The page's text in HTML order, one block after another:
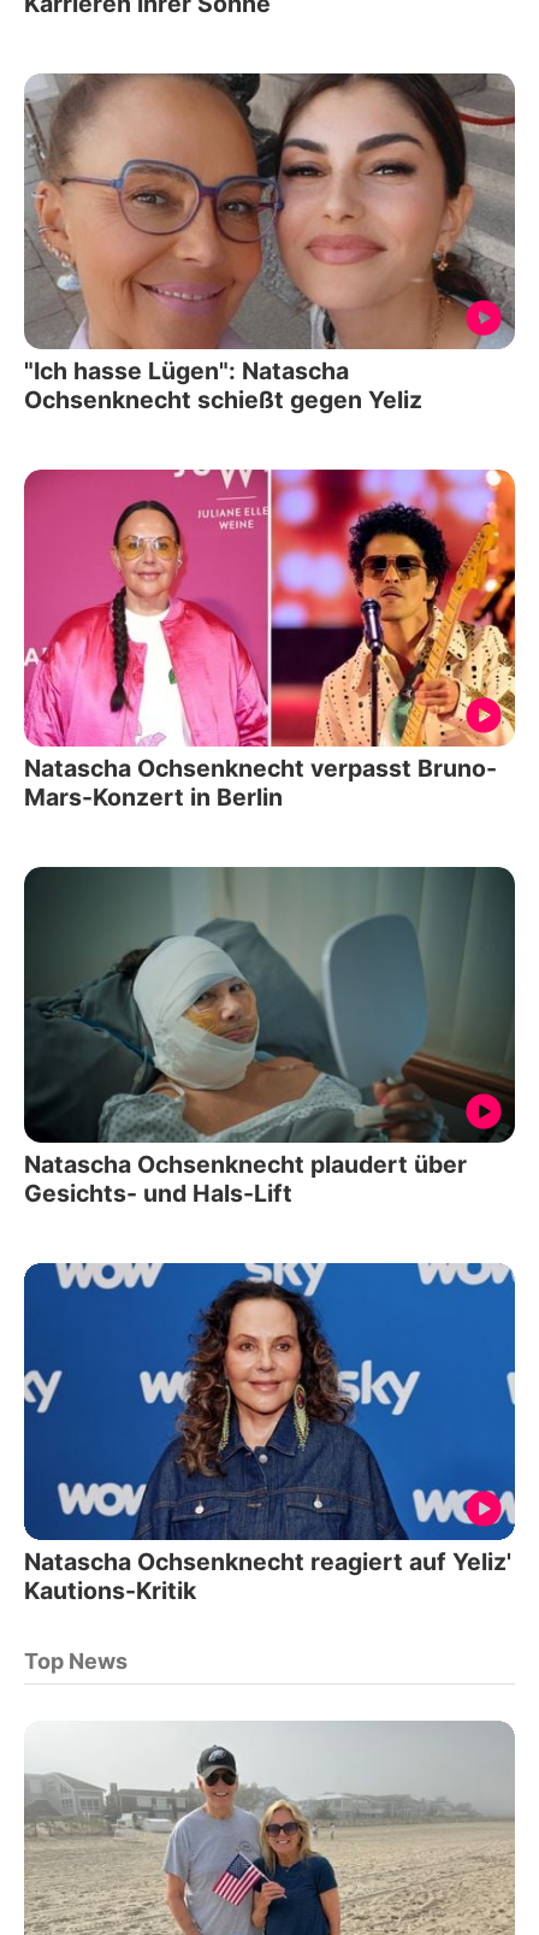
"Ich hasse Lügen": Natascha
Ochsenknecht schießt gegen Yeliz
Natascha Ochsenknecht verpasst Bruno-
Mars-Konzert in Berlin
Natascha Ochsenknecht plaudert über
Gesichts- und Hals-Lift
Natascha Ochsenknecht reagiert auf Yeliz'
Kautions-Kritik
Top News